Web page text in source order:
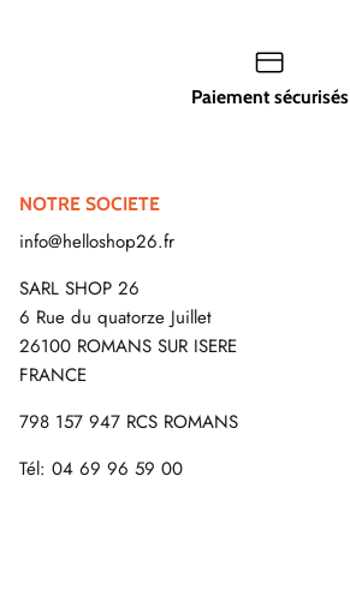
Paiement sécurisés
NOTRE SOCIETE
info@helloshop26.fr
SARL SHOP 26
6 Rue du quatorze Juillet
26100 ROMANS SUR ISERE
FRANCE
798 157 947 RCS ROMANS
Tél: 04 69 96 59 00